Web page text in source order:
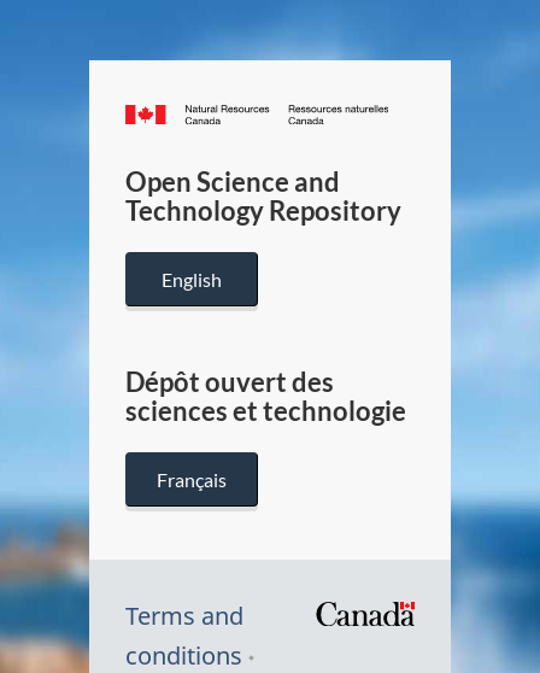
Canada.ca
/
Canada
Open Science and
Technology Repository
English
Dépôt ouvert des
sciences et technologie
Français
Terms and
conditions
Symbole